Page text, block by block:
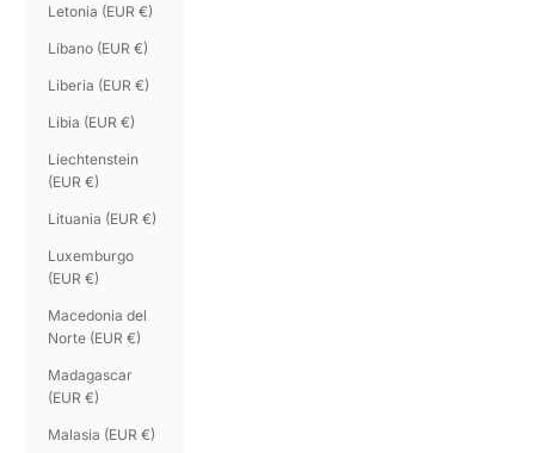
Letonia (EUR €)
Líbano (EUR €)
Liberia (EUR €)
Libia (EUR €)
Liechtenstein
(EUR €)
Lituania (EUR €)
Luxemburgo
(EUR €)
Macedonia del
Norte (EUR €)
Madagascar
(EUR €)
Malasia (EUR €)